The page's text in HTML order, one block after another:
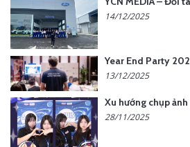
14/12/2025
13/12/2025
28/11/2025